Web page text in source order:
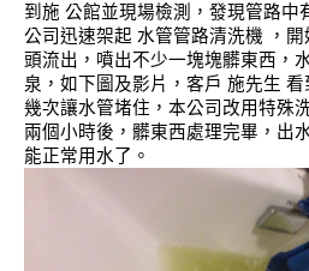
到施 公館並現場檢測，發現管路中
公司迅速架起 水管管路清洗機 ，
頭流出，噴出不少一塊塊髒東西，
泉，如下圖及影片，客戶 施先生
幾次讓水管堵住，本公司改用特殊
兩個小時後，髒東西處理完畢，出
能正常用水了。